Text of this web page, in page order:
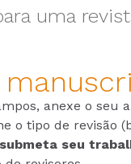
uma
anexe o seu
o tipo de revisão
submeta seu